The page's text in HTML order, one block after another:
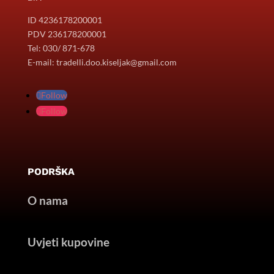
ID 4236178200001
PDV 236178200001
Tel: 030/ 871-678
E-mail: tradelli.doo.kiseljak@gmail.com
Follow
Follow
PODRŠKA
O nama
Uvjeti kupovine